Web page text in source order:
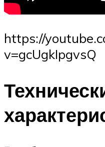
https://
v=gcUgkIpgvsQ